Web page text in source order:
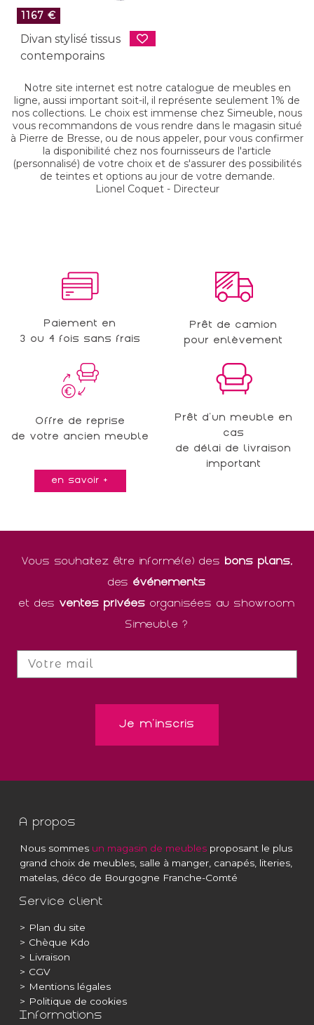
1167 €
Divan stylisé tissus
contemporains
Notre site internet est notre catalogue de meubles en
ligne, aussi important soit-il, il représente seulement 1% de
nos collections. Le choix est immense chez Simeuble, nous
vous recommandons de vous rendre dans le magasin situé
à Pierre de Bresse, ou de nous appeler, pour vous confirmer
la disponibilité chez nos fournisseurs de l'article
(personnalisé) de votre choix et de s'assurer des possibilités
de teintes et options au jour de votre demande.
Lionel Coquet - Directeur
Paiement en
3 ou 4 fois sans frais
Prêt de camion
pour enlèvement
Offre de reprise
de votre ancien meuble
en savoir +
Prêt d'un meuble en
cas
de délai de livraison
important
Vous souhaitez être informé(e) des bons plans,
desévénements
et desventes privées organisées au showroom
Simeuble ?
A propos
Nous sommes un magasin de meubles proposant le plus
grand choix de meubles, salle à manger, canapés, literies,
matelas, déco de Bourgogne Franche-Comté
Service client
> Plan du site
> Chèque Kdo
> Livraison
> CGV
> Mentions légales
> Politique de cookies
Informations